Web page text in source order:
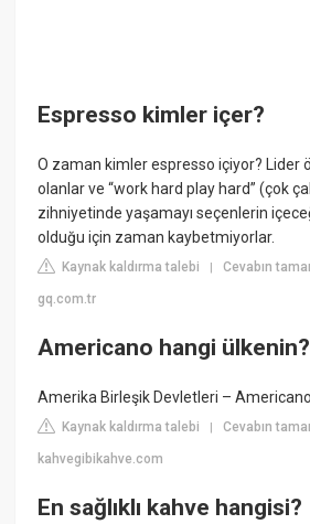
Espresso kimler içer?
O zaman kimler espresso içiyor? Lider
olanlar ve “work hard play hard” (çok
zihniyetinde yaşamayı seçenlerin
olduğu için zaman kaybetmiyorlar.
Kaynak kaldırma talebi |Cevabın
gq.com.tr
Americano hangi ülkenin?
Amerika Birleşik Devletleri –
Kaynak kaldırma talebi |Cevabın
kahvegibikahve.com
En sağlıklı kahve hangisi?